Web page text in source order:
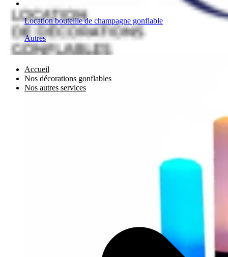
Location bouteille de champagne gonflable
Autres
Accueil
Nos décorations gonflables
Nos autres services